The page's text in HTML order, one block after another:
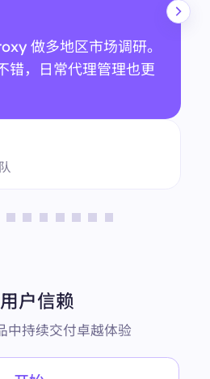
做多地区市场调研。
错，日常代理管理也更
户信赖
中持续交付卓越体验